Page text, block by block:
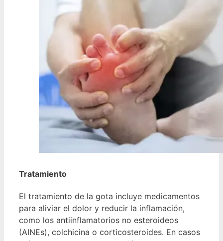
Tratamiento
El tratamiento de la gota incluye medicamentos
para aliviar el dolor y reducir la inflamación,
como los antiinflamatorios no esteroideos
(AINEs), colchicina o corticosteroides. En casos